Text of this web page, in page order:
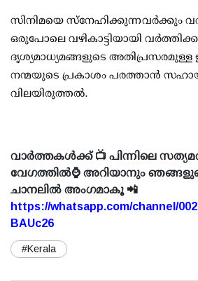
സിനിമയെ സ്നേഹിക്കുന്നവർക്കും
ഒരുപോലെ വഴികാട്ടിയായി
ദൃശ്യമാധ്യമങ്ങളുടെ അതിപ്രസരമുള്ള
നന്മയുടെ പ്രകാശം പരത്താൻ
വിലയിരുത്തൽ.
വാർത്തകൾക്ക് 📺 പിന്നിലെ
വേഗത്തിൽ⌚ അറിയാനും ഞങ്ങളുടെ
ചാനലിൽ അംഗമാകൂ 📲
https://whatsapp.com/channel/
BAUc26
#Kerala